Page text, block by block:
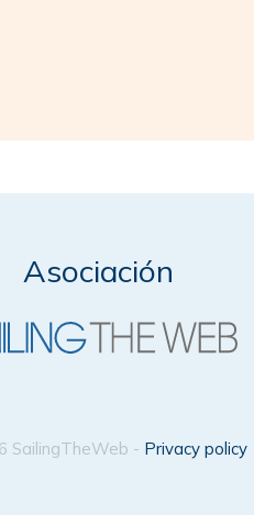
Asociación
SailingTheWeb - Privacy policy